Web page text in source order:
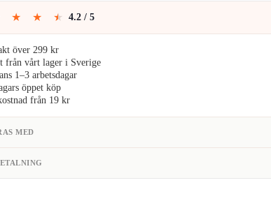
159kr.
★ ★ ★ 4.2 / 5
över 299 kr
från vårt lager i Sverige
1–3 arbetsdagar
öppet köp
från 19 kr
MED